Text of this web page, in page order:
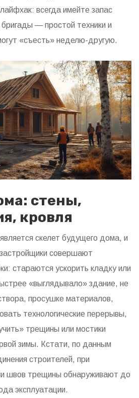
всегда имейте запас
— простой техники и
«съесть» неделю-другую.
стены,
кровля
скелет будущего дома, и
совершают
стараются ускорить кладку или
«выглядывало» здание, не
просушке материалов,
технологические перерывы,
трещины или мостики
зимы. Кстати, по данным
строителей, при
швов трещины обнаруживают до
эксплуатации.